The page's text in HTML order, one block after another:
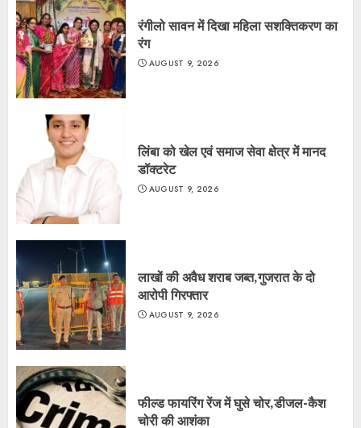
रंगीलो सावन में दिखा महिला सशक्तिकरण का
रंग
AUGUST 9, 2026
लिंबा को खेल एवं समाज सेवा क्षेत्र में मानद
डॉक्टरेट
AUGUST 9, 2026
लाखों की अवैध शराब जब्त,गुजरात के दो
आरोपी गिरफ्तार
AUGUST 9, 2026
फील्ड फायरिंग रेंज में घुसे चोर,डीजल-कैश
चोरी की आशंका